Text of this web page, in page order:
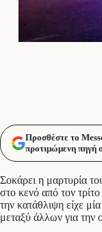
Προσθέστε το
προτιμώμενη πηγή
Σοκάρει η μαρτυρία
στο κενό από τον
την κατάθλιψη είχε
μεταξύ άλλων για την